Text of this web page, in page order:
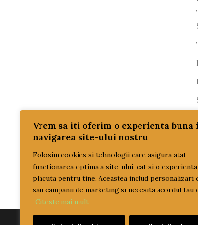
Vrem sa iti oferim o experienta buna
navigarea site-ului nostru
Folosim cookies si tehnologii care asigura atat
functionarea optima a site-ului, cat si o experienta
placuta pentru tine. Aceastea includ personalizari
sau campanii de marketing si necesita acordul tau
Citeste mai mult